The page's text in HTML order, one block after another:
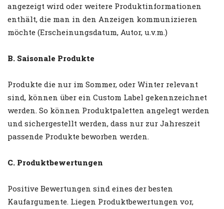
angezeigt wird oder weitere Produktinformationen
enthält, die man in den Anzeigen kommunizieren
möchte (Erscheinungsdatum, Autor, u.v.m.)
B. Saisonale Produkte
Produkte die nur im Sommer, oder Winter relevant
sind, können über ein Custom Label gekennzeichnet
werden. So können Produktpaletten angelegt werden
und sichergestellt werden, dass nur zur Jahreszeit
passende Produkte beworben werden.
C. Produktbewertungen
Positive Bewertungen sind eines der besten
Kaufargumente. Liegen Produktbewertungen vor,